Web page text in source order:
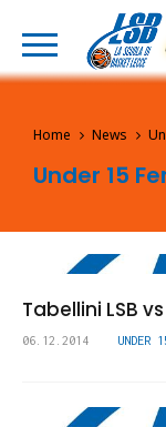
Home News
Under 15
Tabellini LSB
06.12.2014 UNDER